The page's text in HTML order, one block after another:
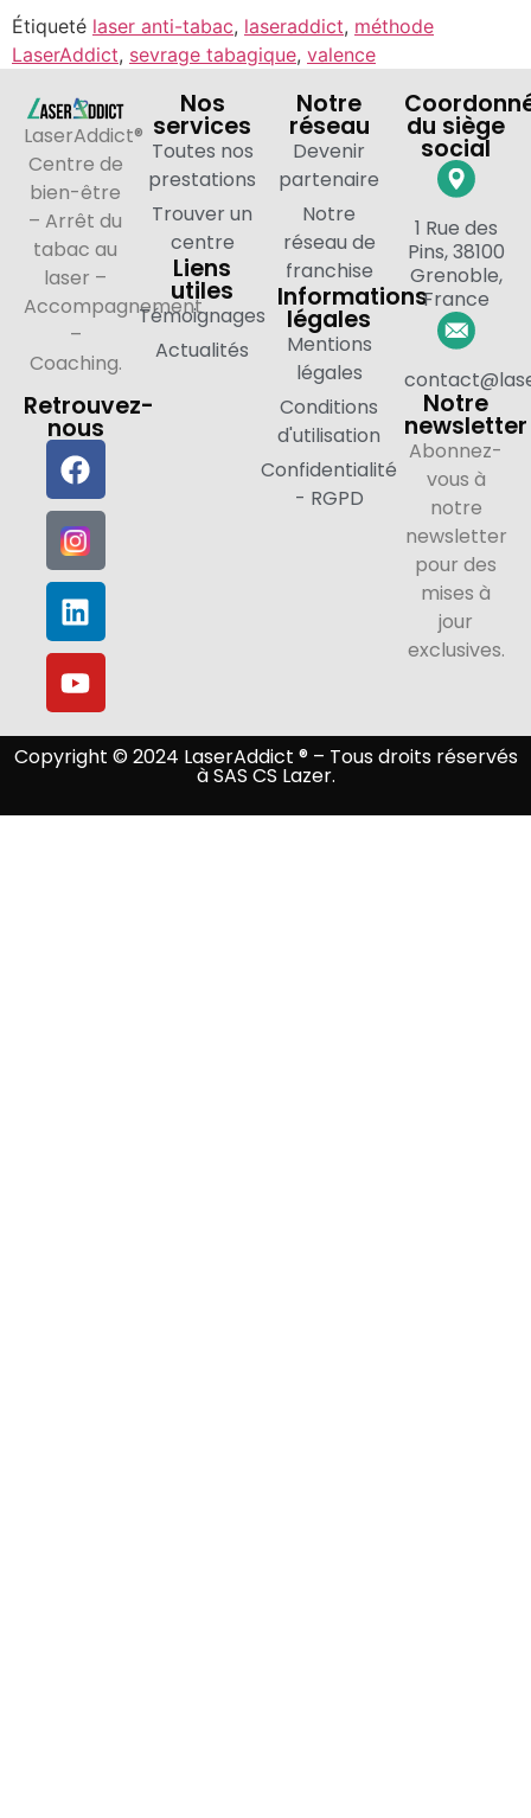
Étiqueté laser anti-tabac, laseraddict, méthode
LaserAddict, sevrage tabagique, valence
LaserAddict®
Centre de
bien-être
– Arrêt du
tabac au
laser –
Accompagnement
–
Coaching.
Retrouvez-
nous
Nos
services
Toutes nos
prestations
Trouver un
centre
Liens
utiles
Témoignages
Actualités
Notre
réseau
Devenir
partenaire
Notre
réseau de
franchise
Informations
légales
Mentions
légales
Conditions
d'utilisation
Confidentialité
- RGPD
du siège
social
1 Rue des
Pins, 38100
Grenoble,
France
Notre
newsletter
Abonnez-
vous à
notre
newsletter
pour des
mises à
jour
exclusives.
Copyright © 2024 LaserAddict ® – Tous droits réservés
à SAS CS Lazer.